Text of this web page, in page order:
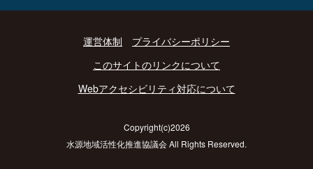
運営体制
プライバシーポリシー
このサイトのリンクについて
Webアクセシビリティ対応について
Copyright(c)2026
水源地域活性化推進協議会 All Rights Reserved.